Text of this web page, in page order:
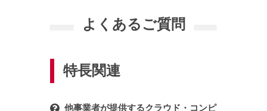
よくあるご質問
特長関連
他事業者が提供するクラウド・コンピ